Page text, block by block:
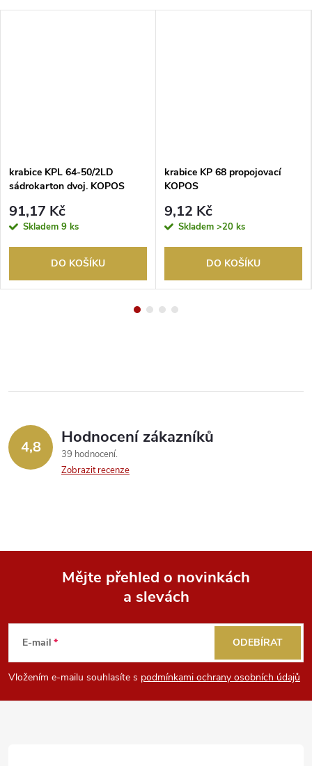
krabice KPL 64-50/2LD
sádrokarton dvoj. KOPOS
91,17 Kč
Skladem 9 ks
DO KOŠÍKU
krabice KP 68 propojovací
KOPOS
9,12 Kč
Skladem >20 ks
DO KOŠÍKU
4,8 Hodnocení zákazníků
39 hodnocení
Zobrazit recenze
p
Mějte přehled o novinkách
a slevách
E-mail
Vložením e-mailu souhlasíte s podmínkami ochrany osobních údajů
ODEBÍRAT